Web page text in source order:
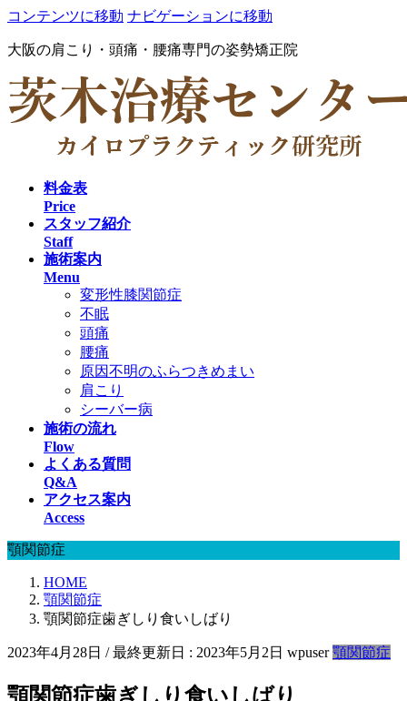
コンテンツに移動 ナビゲーションに移動
大阪の肩こり・頭痛・腰痛専門の姿勢矯正院
料金表
Price
スタッフ紹介
Staff
施術案内
Menu
変形性膝関節症
不眠
頭痛
腰痛
原因不明のふらつきめまい
肩こり
シーバー病
施術の流れ
Flow
よくある質問
Q&A
アクセス案内
Access
顎関節症
HOME
顎関節症
顎関節症歯ぎしり食いしばり
2023年4月28日 / 最終更新日 : 2023年5月2日 wpuser 顎関節症
顎関節症歯ぎしり食いしばり